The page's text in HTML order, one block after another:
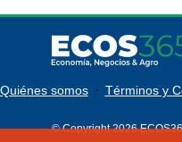
Quiénes somos · Términos y
© Copyright 2026